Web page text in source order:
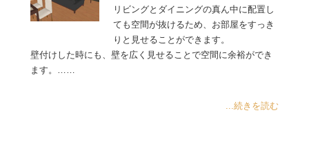
リビングとダイニングの真ん中に配置し
ても空間が抜けるため、お部屋をすっき
りと見せることができます。
壁付けした時にも、壁を広く見せることで空間に余裕ができ
ます。……
...続きを読む